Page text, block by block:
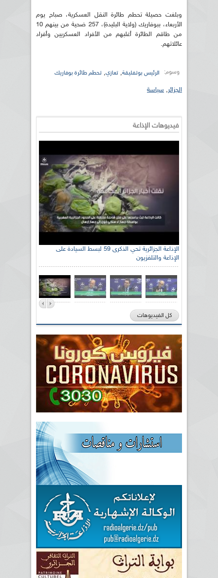
وبلغت حصيلة تحطم طائرة النقل العسكرية، صباح يوم
الأربعاء، ببوفاريك (ولاية البليدة)، 257 ضحية من بينهم 10
من طاقم الطائرة أغلبهم من الأفراد العسكريين وأفراد
عائلاتهم.
وسوم: الرئيس بوتفليقة, تعازي, تحطم طائرة بوفاريك
الجزائر, سياسة
فيديوهات الإذاعة
الإذاعة الجزائرية تحي الذكرى 59 لبسط السيادة على
الإذاعة والتلفزيون
كل الفيديوهات